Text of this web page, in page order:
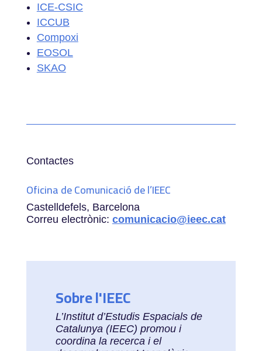
ICE-CSIC
ICCUB
Compoxi
EOSOL
SKAO
Contactes
Oficina de Comunicació de l’IEEC
Castelldefels, Barcelona
Correu electrònic: comunicacio@ieec.cat
Sobre l'IEEC
L’Institut d’Estudis Espacials de
Catalunya (IEEC) promou i
coordina la recerca i el